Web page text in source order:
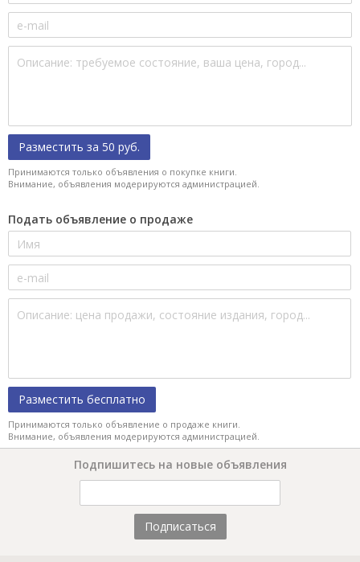
Разместить за 50 руб.
Принимаются только объявления о покупке книги.
Внимание, объявления модерируются администрацией.
Подать объявление о продаже
Разместить бесплатно
Принимаются только объявление о продаже книги.
Внимание, объявления модерируются администрацией.
Подпишитесь на новые объявления
Подписаться